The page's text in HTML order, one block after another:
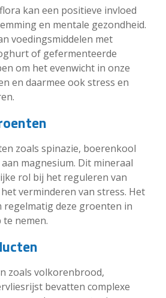
kan een positieve invloed
en mentale gezondheid.
voedingsmiddelen met
of gefermenteerde
om het evenwicht in onze
en daarmee ook stress en
zoals spinazie, boerenkool
magnesium. Dit mineraal
rol bij het reguleren van
verminderen van stress. Het
regelmatig deze groenten in
nemen.
zoals volkorenbrood,
bevatten complexe